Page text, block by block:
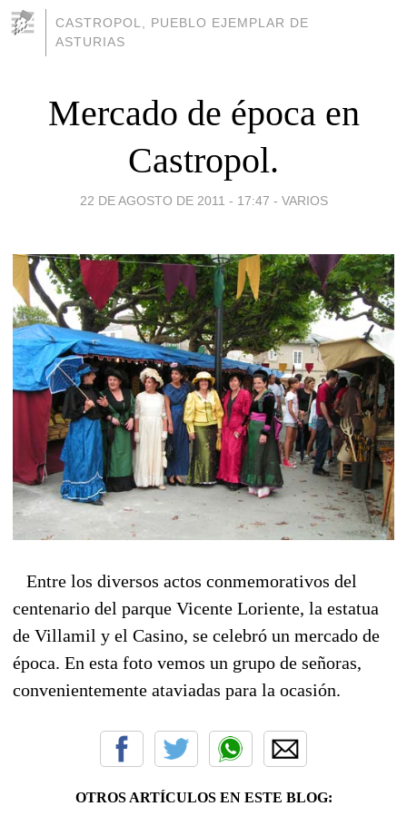
CASTROPOL, PUEBLO EJEMPLAR DE
ASTURIAS
Mercado de época en
Castropol.
22 DE AGOSTO DE 2011 - 17:47 - VARIOS
Entre los diversos actos conmemorativos del
centenario del parque Vicente Loriente, la estatua
de Villamil y el Casino, se celebró un mercado de
época. En esta foto vemos un grupo de señoras,
convenientemente ataviadas para la ocasión.
OTROS ARTÍCULOS EN ESTE BLOG: